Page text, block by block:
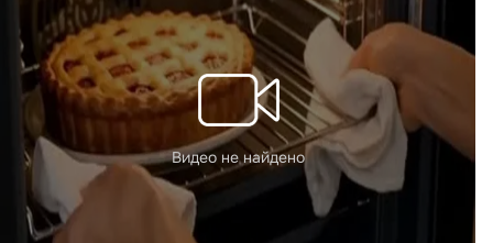
Видео не найдено